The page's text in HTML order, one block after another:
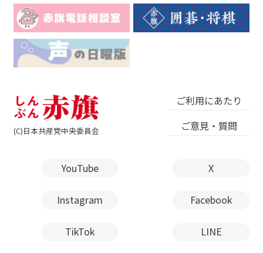
(C)日本共産党中央委員会
ご利用にあたり
ご意見・質問
YouTube X
TikTok
Instagram Facebook
LINE